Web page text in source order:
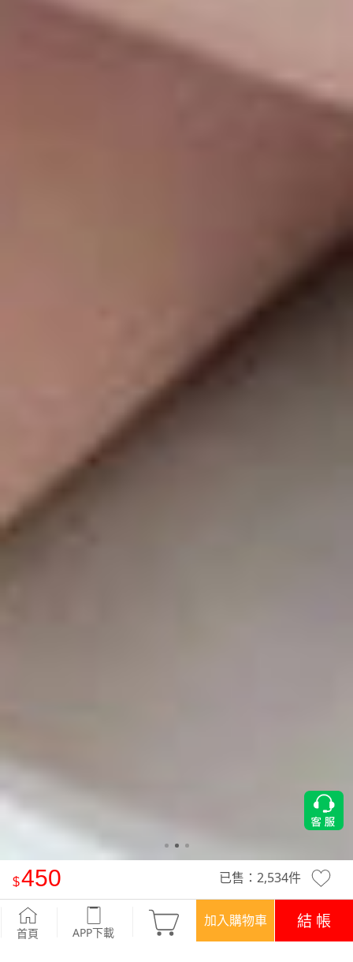
首頁 APP下載
加入購物車 結 帳
450 已售： 2,534件
Airyn 集中提托UP！下厚上薄無鋼圈無痕內衣